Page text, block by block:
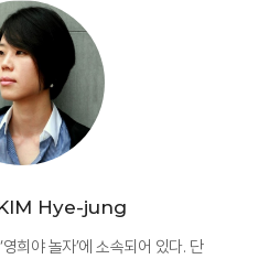
Hye-jung
희야 놀자’에 소속되어 있다. 단